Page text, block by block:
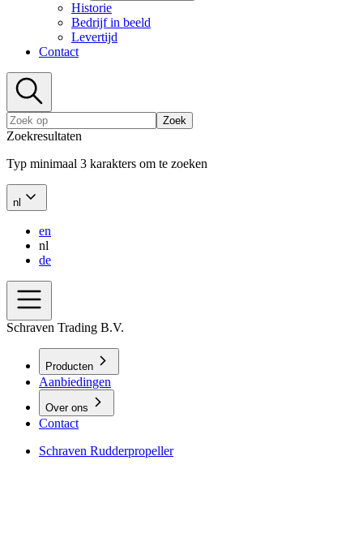
Historie
Bedrijf in beeld
Levertijd
Contact
Zoek
Zoekresultaten
Typ minimaal 3 karakters om te zoeken
nl
en
nl
de
Schraven Trading B.V.
Producten
Aanbiedingen
Over ons
Contact
Schraven Rudderpropeller